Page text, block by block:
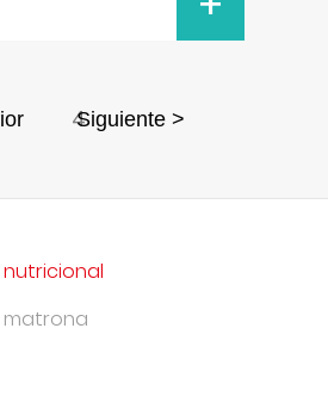
4
Siguiente >
matrona